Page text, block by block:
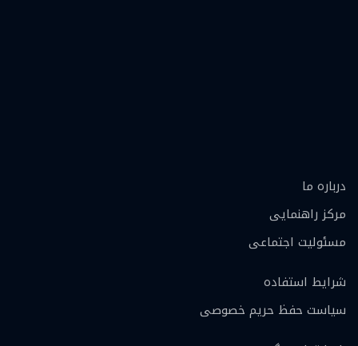
درباره ما
مرکز راهنمایی
مسئولیت اجتماعی
شرایط استفاده
سیاست حفظ حریم خصوصی